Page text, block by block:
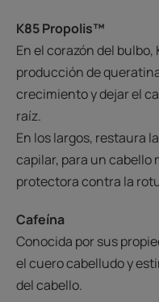
K85 Propolis™
En el corazón del
producción de
crecimiento y dejar el
raíz.
En los largos, restaura
capilar, para un cabello
protectora contra la
Cafeína
Conocida por sus
el cuero cabelludo y
del cabello.